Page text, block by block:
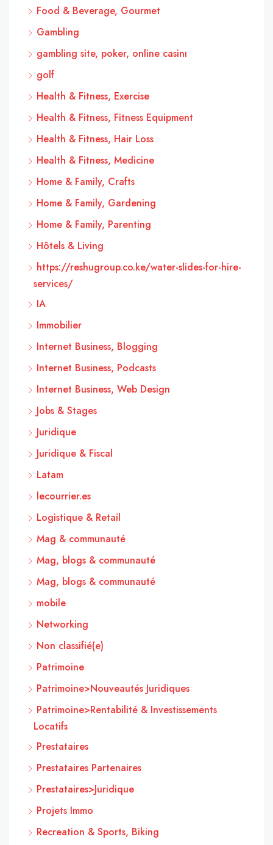
Food & Beverage, Gourmet
Gambling
gambling site, poker, online casinı
golf
Health & Fitness, Exercise
Health & Fitness, Fitness Equipment
Health & Fitness, Hair Loss
Health & Fitness, Medicine
Home & Family, Crafts
Home & Family, Gardening
Home & Family, Parenting
Hôtels & Living
https://reshugroup.co.ke/water-slides-for-hire-
services/
IA
Immobilier
Internet Business, Blogging
Internet Business, Podcasts
Internet Business, Web Design
Jobs & Stages
Juridique
Juridique & Fiscal
Latam
lecourrier.es
Logistique & Retail
Mag & communauté
Mag, blogs & communauté
Mag, blogs & communauté
mobile
Networking
Non classifié(e)
Patrimoine
Patrimoine>Nouveautés Juridiques
Patrimoine>Rentabilité & Investissements
Locatifs
Prestataires
Prestataires Partenaires
Prestataires>Juridique
Projets Immo
Recreation & Sports, Biking